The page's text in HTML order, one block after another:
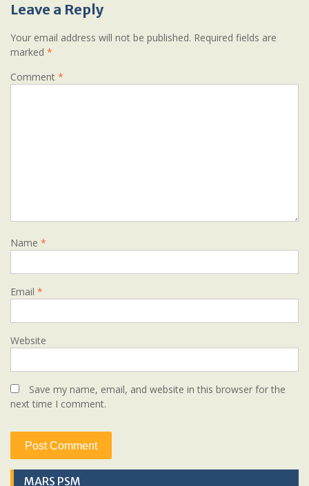
Leave a Reply
Your email address will not be published. Required fields are
marked *
Comment *
Name *
Email *
Website
Save my name, email, and website in this browser for the
next time I comment.
MARS PSM